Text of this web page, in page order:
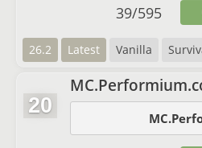
26.2 Latest Vanilla
39/595
20